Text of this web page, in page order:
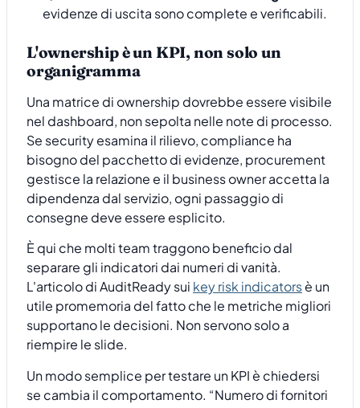
evidenze di uscita sono complete e verificabili.
L'ownership è un KPI, non solo un
organigramma
Una matrice di ownership dovrebbe essere visibile
nel dashboard, non sepolta nelle note di processo.
Se security esamina il rilievo, compliance ha
bisogno del pacchetto di evidenze, procurement
gestisce la relazione e il business owner accetta la
dipendenza dal servizio, ogni passaggio di
consegne deve essere esplicito.
È qui che molti team traggono beneficio dal
separare gli indicatori dai numeri di vanità.
L'articolo di AuditReady sui key risk indicatorsè un
utile promemoria del fatto che le metriche migliori
supportano le decisioni. Non servono solo a
riempire le slide.
Un modo semplice per testare un KPI è chiedersi
se cambia il comportamento. “Numero di fornitori